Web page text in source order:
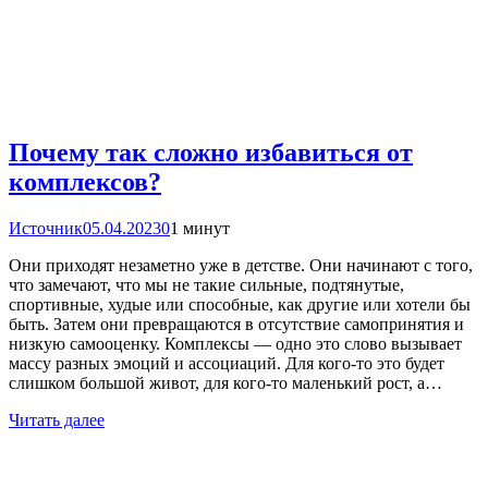
Почему так сложно избавиться от
комплексов?
Источник05.04.202301 минут
Они приходят незаметно уже в детстве. Они начинают с того,
что замечают, что мы не такие сильные, подтянутые,
спортивные, худые или способные, как другие или хотели бы
быть. Затем они превращаются в отсутствие самопринятия и
низкую самооценку. Комплексы — одно это слово вызывает
массу разных эмоций и ассоциаций. Для кого-то это будет
слишком большой живот, для кого-то маленький рост, а…
Читать далее